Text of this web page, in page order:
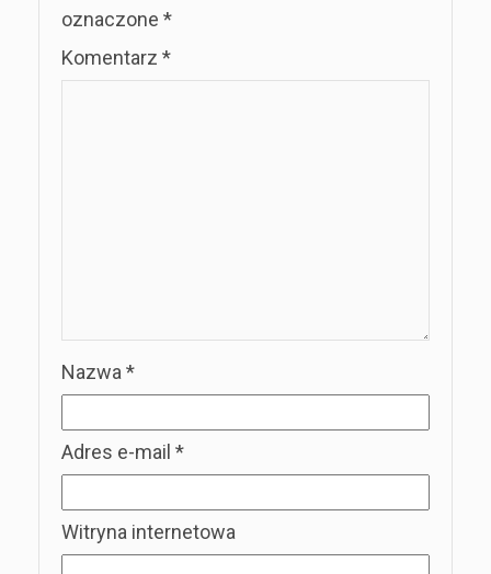
oznaczone *
Komentarz *
Nazwa*
Adres e-mail *
Witryna internetowa